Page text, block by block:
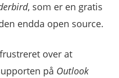
, som er en gratis
endda open source.
over at
på Outlook